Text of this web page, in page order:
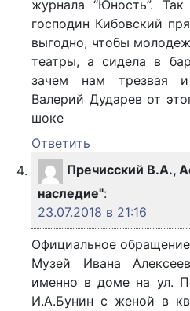
журнала “Юность”.
господин Кибовский
выгодно, чтобы
театры, а сидела в
зачем нам трезвая
Валерий Дударев от
шоке
Ответить
Пречисский В.А.,
наследие":
23.07.2018 в 21:16
Официальное
Музей Ивана
именно в доме на ул.
И.А.Бунин с женой в